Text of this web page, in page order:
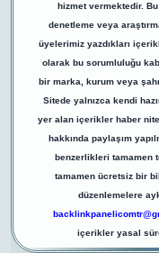
hizmet vermektedir.
denetleme veya
üyelerimiz yazdıkları
olarak bu sorumluluğu
bir marka, kurum veya
Sitede yalnızca kendi
yer alan içerikler haber
hakkında paylaşım
benzerlikleri tamamen
tamamen ücretsiz bir
düzenlemelere
içerikler yasal